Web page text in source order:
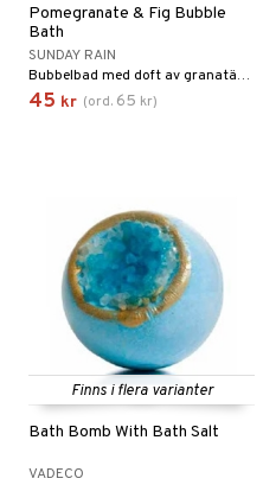
Pomegranate & Fig Bubble
Bath
SUNDAY RAIN
Bubbelbad med doft av granatäpple och fikon
45 kr (ord. 65 kr)
Finns i flera varianter
Bath Bomb With Bath Salt
VADECO